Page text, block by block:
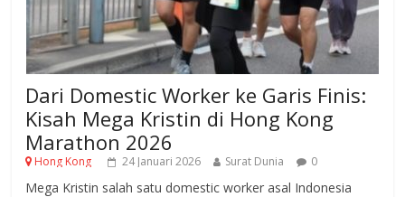
Dari Domestic Worker ke Garis Finis:
Kisah Mega Kristin di Hong Kong
Marathon 2026
Hong Kong 24 Januari 2026 Surat Dunia 0
Mega Kristin salah satu domestic worker asal Indonesia